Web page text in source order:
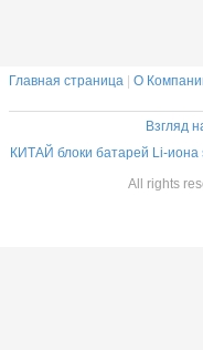
Главная страница О
Взгляд
КИТАЙ блоки батарей Li-иона
All rights